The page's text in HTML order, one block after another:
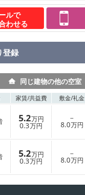
ルで
わせる
登録
同じ建物の他の空室
家賃/共益費 敷金/礼金
5.2万円
0.3万円
－
8.0万円
5.2万円
0.3万円
－
8.0万円